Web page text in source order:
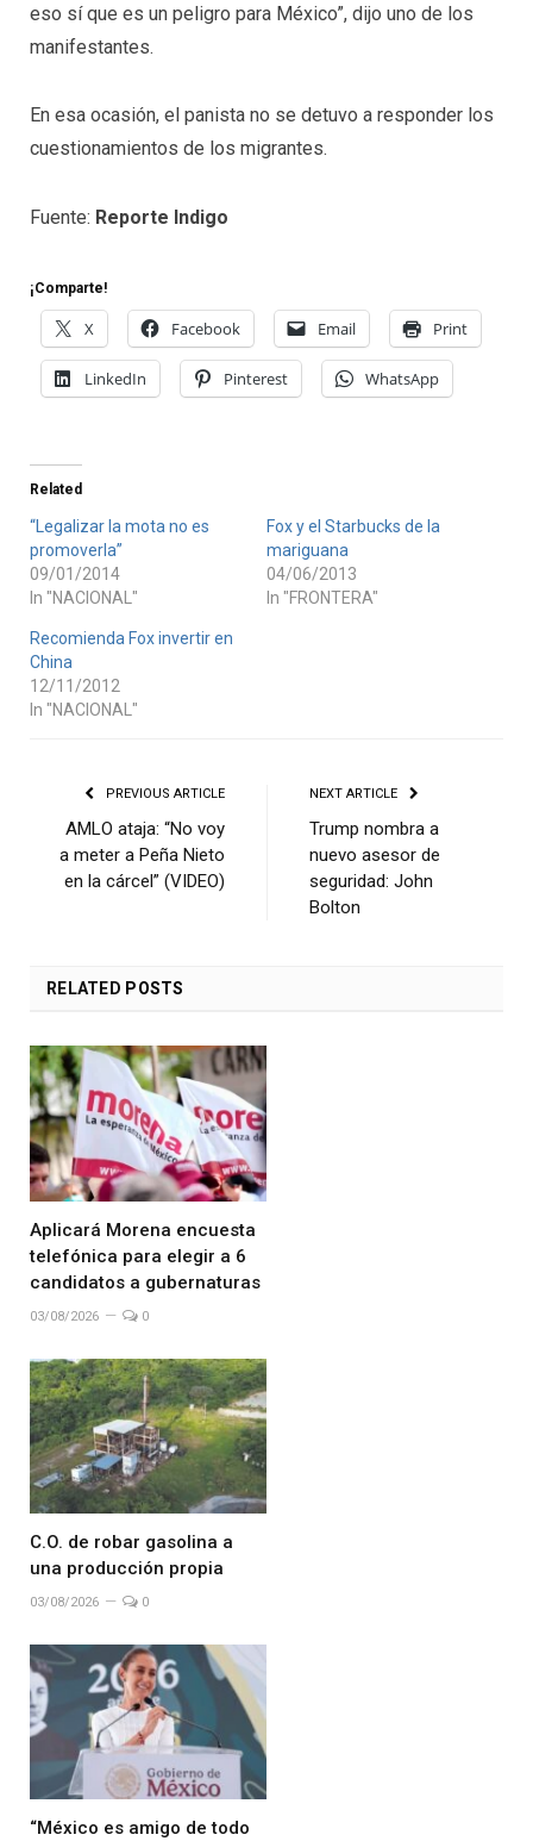
eso sí que es un peligro para México”, dijo uno de los
manifestantes.
En esa ocasión, el panista no se detuvo a responder los
cuestionamientos de los migrantes.
Fuente: Reporte Indigo
¡Comparte!
X Facebook Email Print
LinkedIn Pinterest WhatsApp
Related
“Legalizar la mota no es
promoverla”
09/01/2014
In "NACIONAL"
Fox y el Starbucks de la
mariguana
04/06/2013
In "FRONTERA"
Recomienda Fox invertir en
China
12/11/2012
In "NACIONAL"
PREVIOUS ARTICLE
AMLO ataja: “No voy
a meter a Peña Nieto
en la cárcel” (VIDEO)
NEXT ARTICLE
Trump nombra a
nuevo asesor de
seguridad: John
Bolton
RELATED POSTS
Aplicará Morena encuesta
telefónica para elegir a 6
candidatos a gubernaturas
03/08/2026 0
C.O. de robar gasolina a
una producción propia
03/08/2026 0
“México es amigo de todo